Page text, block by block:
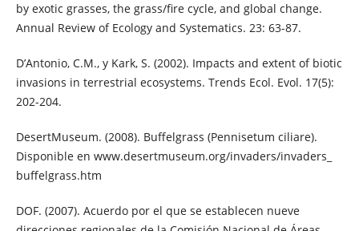
by exotic grasses, the grass/fire cycle, and global change.
Annual Review of Ecology and Systematics. 23: 63-87.
D’Antonio, C.M., y Kark, S. (2002). Impacts and extent of biotic
invasions in terrestrial ecosystems. Trends Ecol. Evol. 17(5):
202-204.
DesertMuseum. (2008). Buffelgrass (Pennisetum ciliare).
Disponible en www.desertmuseum.org/invaders/invaders_
buffelgrass.htm
DOF. (2007). Acuerdo por el que se establecen nueve